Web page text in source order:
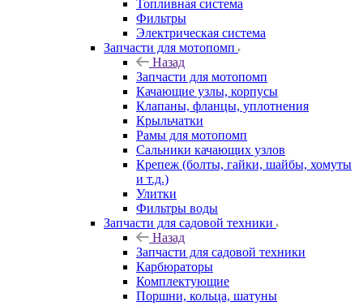
Топливная система
Фильтры
Электрическая система
Запчасти для мотопомп
Назад
Запчасти для мотопомп
Качающие узлы, корпусы
Клапаны, фланцы, уплотнения
Крыльчатки
Рамы для мотопомп
Сальники качающих узлов
Крепеж (болты, гайки, шайбы, хомуты
и т.д.)
Улитки
Фильтры воды
Запчасти для садовой техники
Назад
Запчасти для садовой техники
Карбюраторы
Комплектующие
Поршни, кольца, шатуны